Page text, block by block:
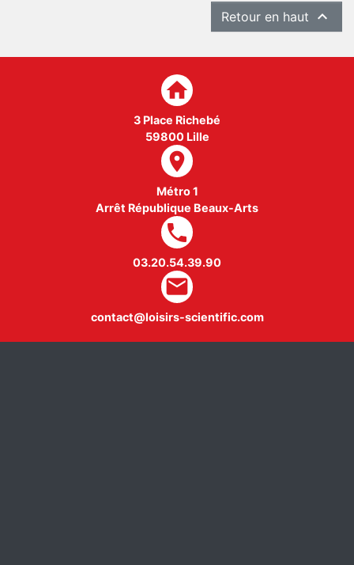
Retour en haut 
home
3 Place Richebé
59800 Lille
room
Métro 1
Arrêt République Beaux-Arts
local_phone
03.20.54.39.90
mail
contact@loisirs-scientific.com